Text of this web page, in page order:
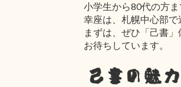
小学生から80代の方
幸座は、札幌中心部で
まずは、ぜひ「己書
お待ちしています。
己書の魅力